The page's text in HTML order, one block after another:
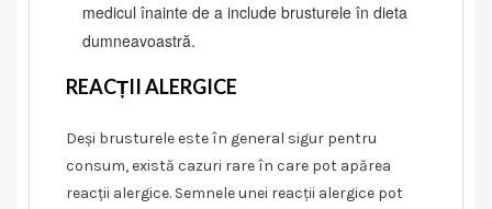
medicul înainte de a include brusturele în dieta
dumneavoastră.
REACȚII ALERGICE
Deși brusturele este în general sigur pentru
consum, există cazuri rare în care pot apărea
reacții alergice. Semnele unei reacții alergice pot